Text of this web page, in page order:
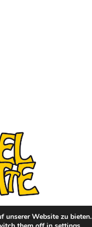
unserer Website zu bieten.